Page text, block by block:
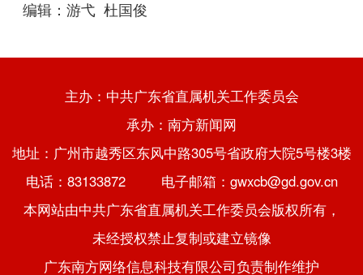
编辑：游弋 杜国俊
主办：中共广东省直属机关工作委员会
承办：南方新闻网
地址：广州市越秀区东风中路305号省政府大院5号楼3楼
电话：83133872 电子邮箱：gwxcb@gd.gov.cn
本网站由中共广东省直属机关工作委员会版权所有，
未经授权禁止复制或建立镜像
广东南方网络信息科技有限公司负责制作维护